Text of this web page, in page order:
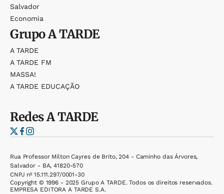
Salvador
Economia
GrupoA TARDE
A TARDE
A TARDE FM
MASSA!
A TARDE EDUCAÇÃO
RedesA TARDE
Rua Professor Milton Cayres de Brito, 204 - Caminho das Árvores,
Salvador - BA, 41820-570
CNPJ nº 15.111.297/0001-30
Copyright © 1996 - 2025 Grupo A TARDE. Todos os direitos reservados.
EMPRESA EDITORA A TARDE S.A.